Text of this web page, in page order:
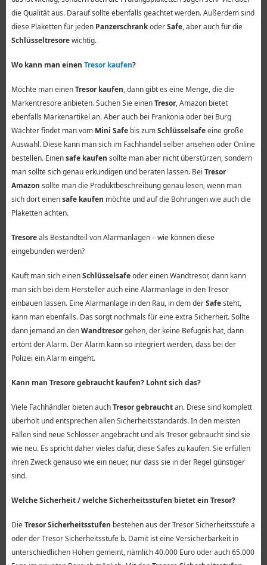
die Qualität aus. Darauf sollte ebenfalls geachtet werden. Außerdem sind
diese Plaketten für jeden PanzerschrankoderSafe, aber auch für die
Schlüsseltresorewichtig.
Wo kann man einen Tresor kaufen?
Möchte man einenTresor kaufen, dann gibt es eine Menge, die die
Markentresore anbieten. Suchen Sie einenTresor, Amazon bietet
ebenfalls Markenartikel an. Aber auch bei Frankonia oder bei Burg
Wächter findet man vom Mini Safebis zumSchlüsselsafeeine große
Auswahl. Diese kann man sich im Fachhandel selber ansehen oder Online
bestellen. Einensafe kaufen sollte man aber nicht überstürzen, sondern
man sollte sich genau erkundigen und beraten lassen. Bei Tresor
Amazon sollte man die Produktbeschreibung genau lesen, wenn man
sich dort einensafe kaufen möchte und auf die Bohrungen wie auch die
Plaketten achten.
Tresoreals Bestandteil von Alarmanlagen – wie können diese
eingebunden werden?
Kauft man sich einenSchlüsselsafeoder einen Wandtresor, dann kann
man sich bei dem Hersteller auch eine Alarmanlage in den Tresor
einbauen lassen. Eine Alarmanlage in den Rau, in dem derSafesteht,
kann man ebenfalls. Das sorgt nochmals für eine extra Sicherheit. Sollte
dann jemand an denWandtresorgehen, der keine Befugnis hat, dann
ertönt der Alarm. Der Alarm kann so integriert werden, dass bei der
Polizei ein Alarm eingeht.
Kann man Tresore gebraucht kaufen? Lohnt sich das?
Viele Fachhändler bieten auchTresor gebrauchtan. Diese sind komplett
überholt und entsprechen allen Sicherheitsstandards. In den meisten
Fällen sind neue Schlösser angebracht und als Tresor gebraucht sind sie
wie neu. Es spricht daher vieles dafür, diese Safes zu kaufen. Sie erfüllen
ihren Zweck genauso wie ein neuer, nur dass sie in der Regel günstiger
sind.
Welche Sicherheit / welche Sicherheitsstufen bietet ein Tresor?
DieTresor Sicherheitsstufen bestehen aus der Tresor Sicherheitsstufe a
oder der Tresor Sicherheitsstufe b. Damit ist eine Versicherbarkeit in
unterschiedlichen Höhen gemeint, nämlich 40.000 Euro oder auch 65.000